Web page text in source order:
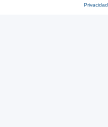
Privacidad